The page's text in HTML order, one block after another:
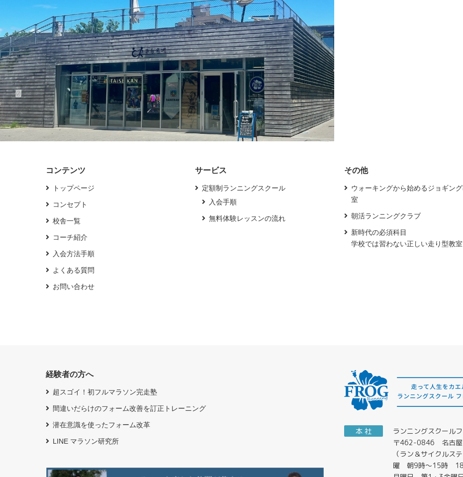
コンテンツ
トップページ
コンセプト
校舎一覧
コーチ紹介
入会方法手順
よくある質問
お問い合わせ
サービス
定額制ランニングスクール
入会手順
無料体験レッスンの流れ
その他
ウォーキングから始めるジョギン
室
朝活ランニングクラブ
新時代の必須科目
学校では習わない正しい走り型教室
経験者の方へ
超スゴイ！初フルマラソン完走塾
間違いだらけのフォーム改善を訂正トレーニング
潜在意識を使ったフォーム改革
LINE マラソン研究所
本 社
ランニングスクール
〒462-0846 名古屋
（ラン＆サイクルス
曜 朝9時～15時 18